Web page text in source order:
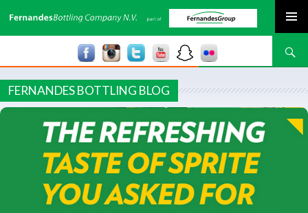
Zoeken
FERNANDES BOTTLING BLOG